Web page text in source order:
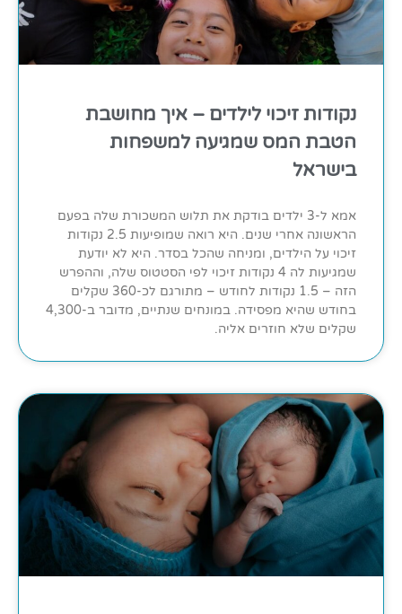
נקודות זיכוי לילדים – איך מחושבת
הטבת המס שמגיעה למשפחות
בישראל
אמא ל-3 ילדים בודקת את תלוש המשכורת שלה בפעם
הראשונה אחרי שנים. היא רואה שמופיעות 2.5 נקודות
זיכוי על הילדים, ומניחה שהכל בסדר. היא לא יודעת
שמגיעות לה 4 נקודות זיכוי לפי הסטטוס שלה, וההפרש
הזה – 1.5 נקודות לחודש – מתורגם לכ-360 שקלים
בחודש שהיא מפסידה. במונחים שנתיים, מדובר ב-4,300
שקלים שלא חוזרים אליה.